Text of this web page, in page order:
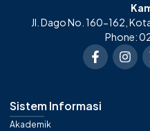
Jl. Dago No. 160-162,
Phone:
Sistem Informasi
Akademik